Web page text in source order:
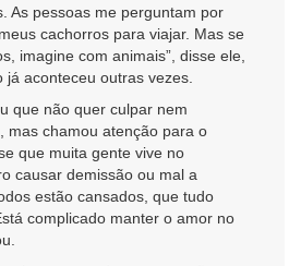
As pessoas me perguntam por
cachorros para viajar. Mas se
imagine com animais”, disse ele,
já aconteceu outras vezes.
que não quer culpar nem
mas chamou atenção para o
que muita gente vive no
causar demissão ou mal a
estão cansados, que tudo
complicado manter o amor no